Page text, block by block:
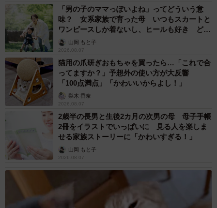
「男の子のママっぽいよね」ってどういう意
味？ 女系家族で育った母 いつもスカートと
ワンピースしか着ないし、ヒールも好き どの
へんが…
山岡 もと子
2026.08.07
猫用の爪研ぎおもちゃを買ったら…「これで合
ってますか？」予想外の使い方が大反響
「100点満点」「かわいいからよし！」
梨木 香奈
2026.08.07
2歳半の長男と生後2カ月の次男の母 母子手帳
2冊をイラストでいっぱいに 見る人を楽しま
せる家族ストーリーに「かわいすぎる！」
山岡 もと子
2026.08.07